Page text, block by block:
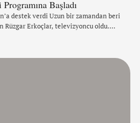
Başladı
destek verdi Uzun bir zamandan beri
Rüzgar Erkoçlar, televizyoncu oldu.
isimli web sitesinde “Rüzgara Karşı”
Erkoçlar, çekimler sırasında Arda
ile Emre Çolak’ın forması